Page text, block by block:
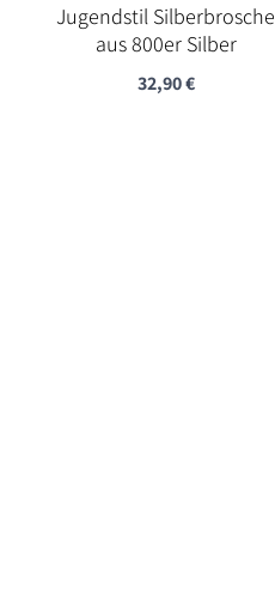
Jugendstil Silberbrosche
aus 800er Silber
32,90€